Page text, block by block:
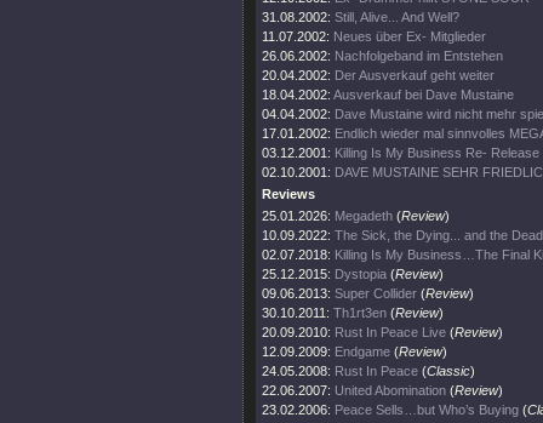
31.08.2002: Still, Alive... And Well?
11.07.2002: Neues über Ex- Mitglieder
26.06.2002: Nachfolgeband im Entstehen
20.04.2002: Der Ausverkauf geht weiter
18.04.2002: Ausverkauf bei Dave Mustaine
04.04.2002: Dave Mustaine wird nicht mehr
17.01.2002: Endlich wieder mal sinnvolles
03.12.2001: Killing Is My Business Re- Release
02.10.2001: DAVE MUSTAINE SEHR
Reviews
25.01.2026: Megadeth (Review)
10.09.2022: The Sick, the Dying... and the
02.07.2018: Killing Is My Business…The Final
25.12.2015: Dystopia (Review)
09.06.2013: Super Collider (Review)
30.10.2011: Th1rt3en (Review)
20.09.2010: Rust In Peace Live (Review)
12.09.2009: Endgame (Review)
24.05.2008: Rust In Peace (Classic)
22.06.2007: United Abomination (Review)
23.02.2006: Peace Sells…but Who’s Buying (